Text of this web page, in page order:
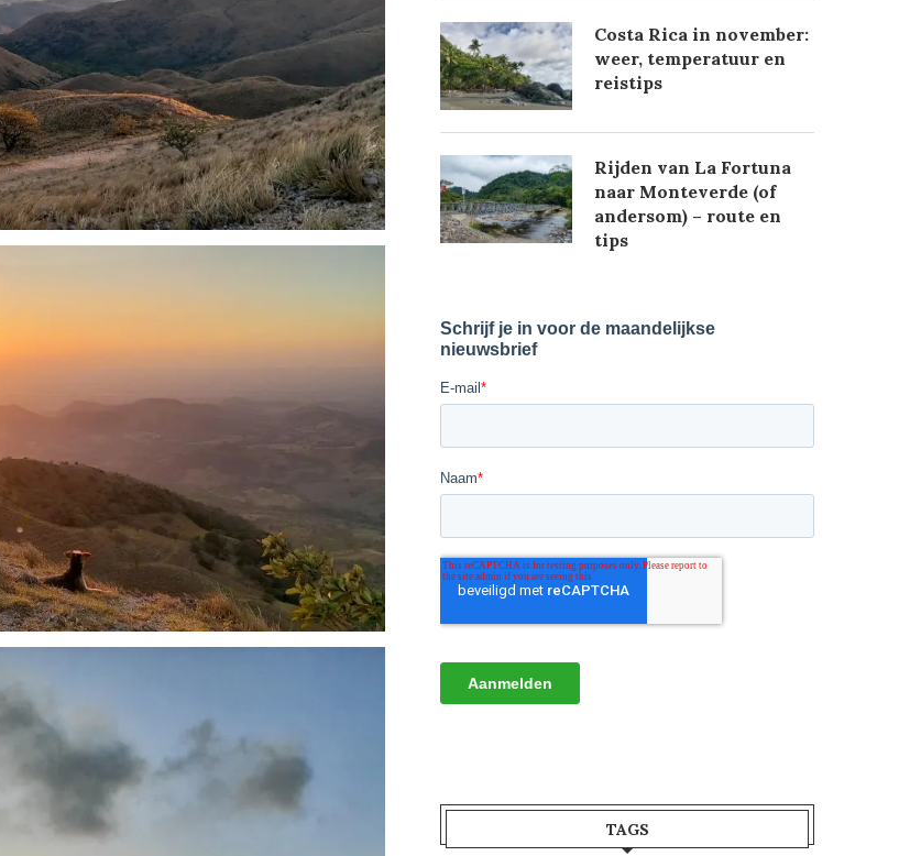
Costa Rica in november:
weer, temperatuur en
reistips
Rijden van La Fortuna
naar Monteverde (of
andersom) – route en
tips
TAGS